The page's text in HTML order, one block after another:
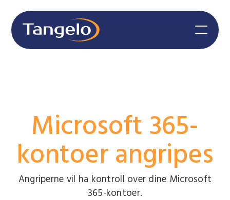
Microsoft 365-
kontoer angripes
Angriperne vil ha kontroll over dine Microsoft
365-kontoer.